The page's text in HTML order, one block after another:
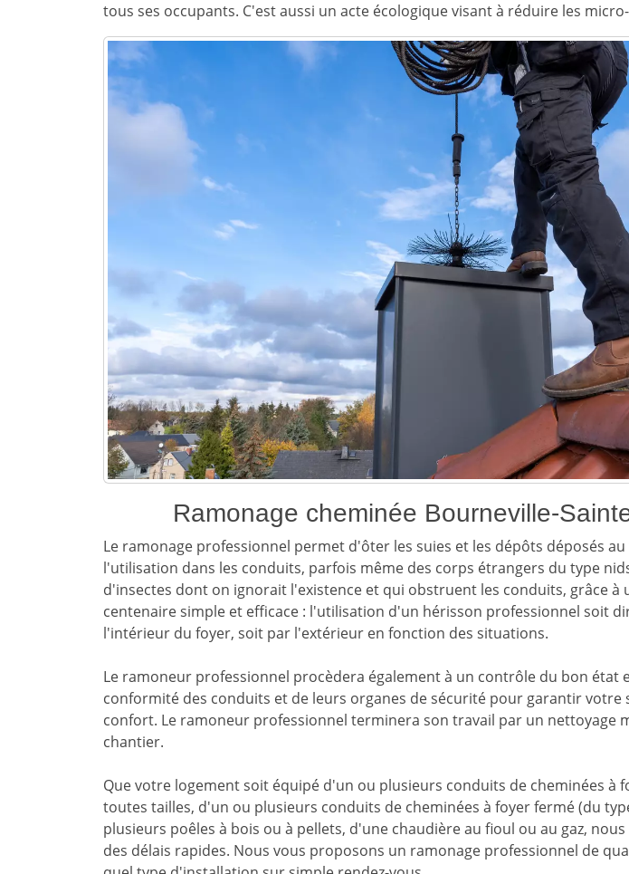
tous ses occupants. C'est aussi un acte écologique visant à réduire les
Ramonage cheminée Bourneville-
Le ramonage professionnel permet d'ôter les suies et les dépôts déposés
l'utilisation dans les conduits, parfois même des corps étrangers du type
d'insectes dont on ignorait l'existence et qui obstruent les conduits, grâce à
centenaire simple et efficace : l'utilisation d'un hérisson professionnel soit
l'intérieur du foyer, soit par l'extérieur en fonction des situations.
Le ramoneur professionnel procèdera également à un contrôle du bon état
conformité des conduits et de leurs organes de sécurité pour garantir votre
confort. Le ramoneur professionnel terminera son travail par un nettoyage
chantier.
Que votre logement soit équipé d'un ou plusieurs conduits de cheminées à
toutes tailles, d'un ou plusieurs conduits de cheminées à foyer fermé (du
plusieurs poêles à bois ou à pellets, d'une chaudière au fioul ou au gaz,
des délais rapides. Nous vous proposons un ramonage professionnel de